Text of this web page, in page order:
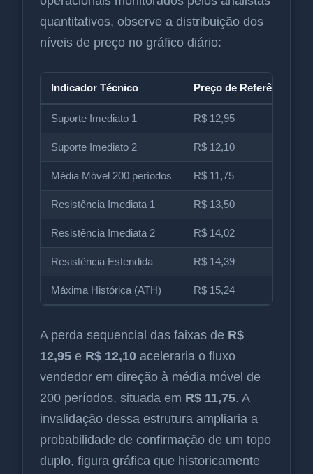
quantitativos, observe a distribuição dos
níveis de preço no gráfico diário:
Indicador Técnico Preço de Referência
Suporte Imediato 1 R$ 12,95
Suporte Imediato 2 R$ 12,10
Média Móvel 200 períodos R$ 11,75
Resistência Imediata 1 R$ 13,50
Resistência Imediata 2 R$ 14,02
Resistência Estendida R$ 14,39
Máxima Histórica (ATH) R$ 15,24
A perda sequencial das faixas de R$
12,95 e R$ 12,10 aceleraria o fluxo
vendedor em direção à média móvel de
200 períodos, situada em R$ 11,75. A
invalidação dessa estrutura ampliaria a
probabilidade de confirmação de um topo
duplo, figura gráfica que historicamente